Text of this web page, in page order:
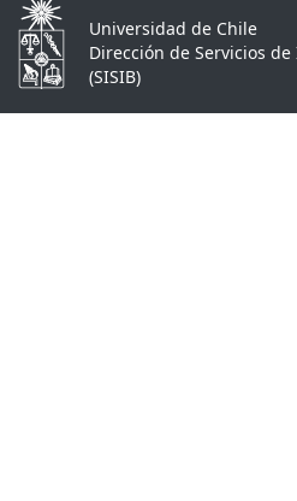
Universidad de Chile
Dirección de Servicios
(SISIB)